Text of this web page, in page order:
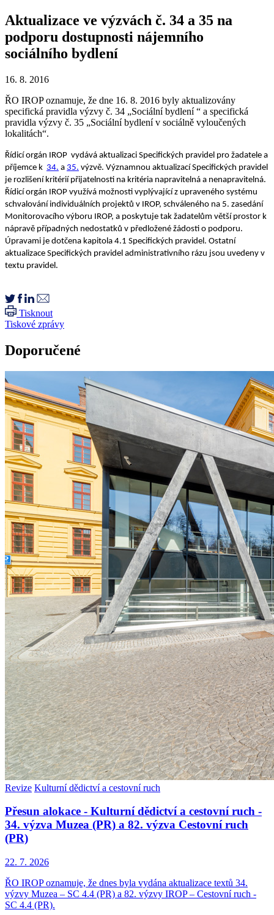
Aktualizace ve výzvách č. 34 a 35 na
podporu dostupnosti nájemního
sociálního bydlení
16. 8. 2016
ŘO IROP oznamuje, že dne 16. 8. 2016 byly aktualizovány
specifická pravidla výzvy č. 34 „Sociální bydlení “ a specifická
pravidla výzvy č. 35 „Sociální bydlení v sociálně vyloučených
lokalitách“.
Řídicí orgán IROP vydává aktualizaci Specifických pravidel pro žadatele a
příjemce k 34. a 35. výzvě. Významnou aktualizací Specifických pravidel
je rozlišení kritérií přijatelnosti na kritéria napravitelná a nenapravitelná.
Řídicí orgán IROP využívá možnosti vyplývající z upraveného systému
schvalování individuálních projektů v IROP, schváleného na 5. zasedání
Monitorovacího výboru IROP, a poskytuje tak žadatelům větší prostor k
nápravě případných nedostatků v předložené žádosti o podporu.
Úpravami je dotčena kapitola 4.1 Specifických pravidel. Ostatní
aktualizace Specifických pravidel administrativního rázu jsou uvedeny v
textu pravidel.
Tisknout
Tiskové zprávy
Doporučené
Revize Kulturní dědictví a cestovní ruch
Přesun alokace - Kulturní dědictví a cestovní ruch -
34. výzva Muzea (PR) a 82. výzva Cestovní ruch
(PR)
22. 7. 2026
ŘO IROP oznamuje, že dnes byla vydána aktualizace textů 34.
výzvy Muzea – SC 4.4 (PR) a 82. výzvy IROP – Cestovní ruch -
SC 4.4 (PR).